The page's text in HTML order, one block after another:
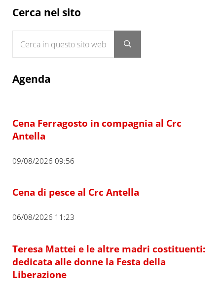
Sidebar
Cerca nel sito
Submit search
Agenda
Cena Ferragosto in compagnia al Crc
Antella
09/08/2026 09:56
Cena di pesce al Crc Antella
06/08/2026 11:23
Teresa Mattei e le altre madri costituenti:
dedicata alle donne la Festa della
Liberazione